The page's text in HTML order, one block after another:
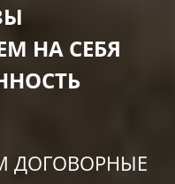
НА СЕБЯ
ДОГОВОРНЫЕ